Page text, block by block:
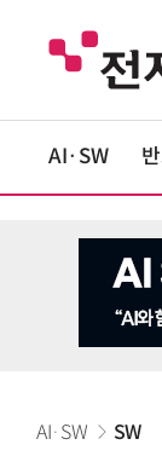
AI·SW
AI·SW SW